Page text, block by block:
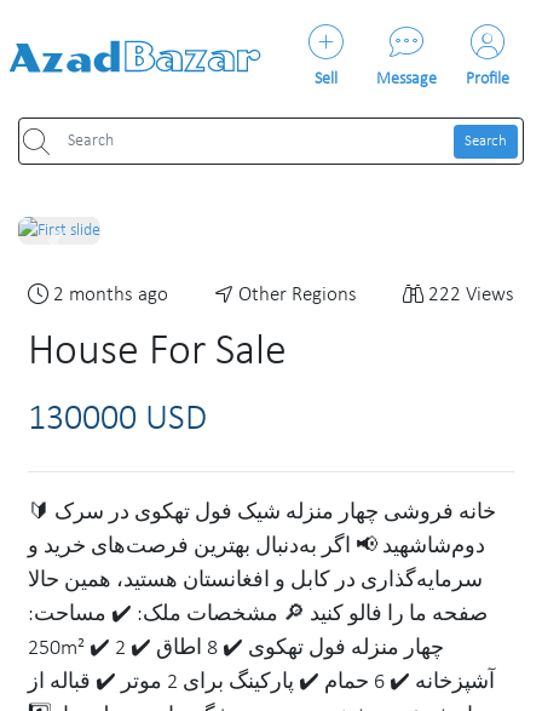
Sell Message Profile
Search
2 months ago Other Regions 222 Views
House For Sale
130000 USD
🔰 خانه فروشی چهار منزله شیک فول تهکوی در سرک
دوم‌شاشهید 📢 اگر به‌دنبال بهترین فرصت‌های خرید و
سرمایه‌گذاری در کابل و‌ افغانستان هستید، همین حالا
صفحه ما را فالو کنید 🔎 مشخصات ملک: ✔️ مساحت:
250m² ✔️ چهار منزله فول تهکوی ✔️ 8 اطاق ✔️ 2
آشپزخانه ✔️ 6 حمام ✔️ پارکینگ برای 2 موتر ✔️ قباله از